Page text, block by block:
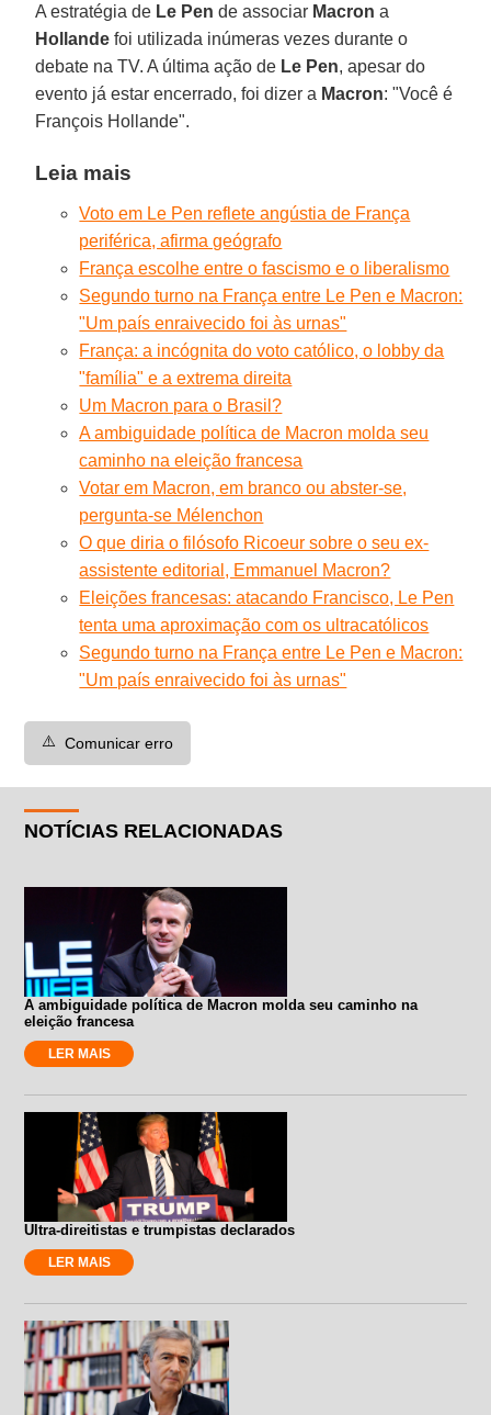
A estratégia de Le Pen de associar Macron a
Hollande foi utilizada inúmeras vezes durante o
debate na TV. A última ação de Le Pen, apesar do
evento já estar encerrado, foi dizer a Macron: "Você é
François Hollande".
Leia mais
Voto em Le Pen reflete angústia de França
periférica, afirma geógrafo
França escolhe entre o fascismo e o liberalismo
Segundo turno na França entre Le Pen e Macron:
"Um país enraivecido foi às urnas"
França: a incógnita do voto católico, o lobby da
"família" e a extrema direita
Um Macron para o Brasil?
A ambiguidade política de Macron molda seu
caminho na eleição francesa
Votar em Macron, em branco ou abster-se,
pergunta-se Mélenchon
O que diria o filósofo Ricoeur sobre o seu ex-
assistente editorial, Emmanuel Macron?
Eleições francesas: atacando Francisco, Le Pen
tenta uma aproximação com os ultracatólicos
Segundo turno na França entre Le Pen e Macron:
"Um país enraivecido foi às urnas"
⚠️ Comunicar erro
NOTÍCIAS RELACIONADAS
A ambiguidade política de Macron molda seu caminho na
eleição francesa
LER MAIS
Ultra-direitistas e trumpistas declarados
LER MAIS